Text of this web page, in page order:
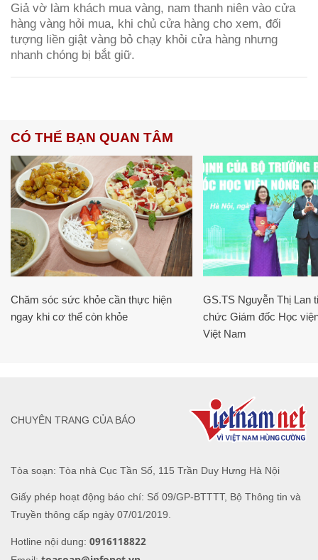
Giả vờ làm khách mua vàng, nam thanh niên vào cửa
hàng vàng hỏi mua, khi chủ cửa hàng cho xem, đối
tượng liền giật vàng bỏ chạy khỏi cửa hàng nhưng
nhanh chóng bị bắt giữ.
CÓ THỂ BẠN QUAN TÂM
Chăm sóc sức khỏe cần thực hiện
ngay khi cơ thể còn khỏe
GS.TS Nguyễn Thị Lan
chức Giám đốc Học
Việt Nam
Tòa soạn: Tòa nhà Cục Tần Số, 115 Trần Duy Hưng Hà Nội
Giấy phép hoạt động báo chí: Số 09/GP-BTTTT, Bộ Thông tin và
Truyền thông cấp ngày 07/01/2019.
Hotline nội dung: 0916118822
CHUYÊN TRANG CỦA BÁO